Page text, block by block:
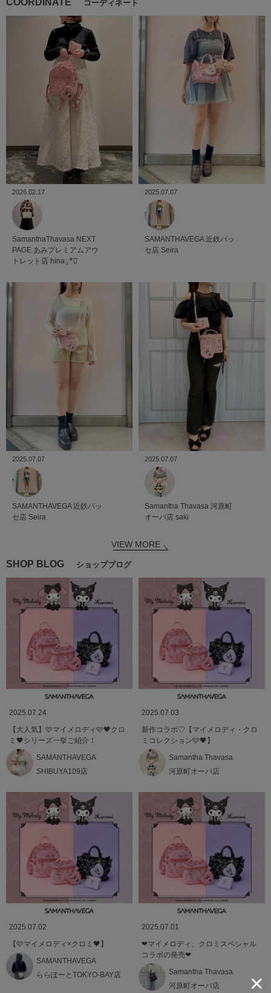
コーディネート
2026.02.17
SamanthaThavasa NEXT
PAGE あみプレミアムアウ
トレット店 hina◌̥*⃝̣
2025.07.07
SAMANTHAVEGA 近鉄パッ
セ店 Seira
2025.07.07
SAMANTHAVEGA 近鉄パッ
セ店 Seira
2025.07.07
Samantha Thavasa 河原町
オーパ店 saki
VIEW MORE
SHOP BLOG ショップブログ
2025.07.24
【大人気】🩷マイメロディ🩷🖤クロ
ミ🖤シリーズ一挙ご紹介！
SAMANTHAVEGA
SHIBUYA109店
2025.07.03
新作コラボ♡【マイメロディ・クロ
ミコレクション🩷🖤】
Samantha Thavasa
河原町オーパ店
2025.07.02
【🩷マイメロディ×クロミ🖤】
SAMANTHAVEGA
ららぽーとTOKYO-BAY店
2025.07.01
❤︎マイメロディ、クロミスペシャル
コラボの発売❤︎
Samantha Thavasa
河原町オーパ店